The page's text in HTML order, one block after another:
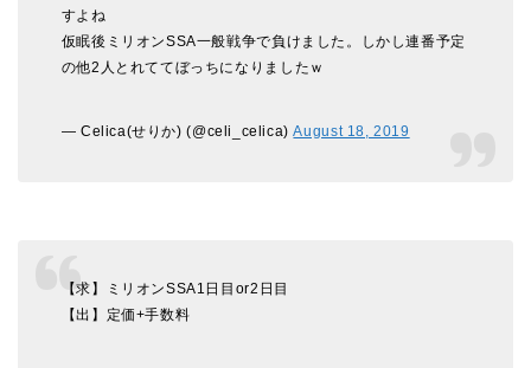
すよね
仮眠後ミリオンSSA一般戦争で負けました。しかし連番予定
の他2人とれててぼっちになりましたｗ
— Celica(せりか) (@celi_celica)August 18, 2019
【求】ミリオンSSA1日目or2日目
【出】定価+手数料